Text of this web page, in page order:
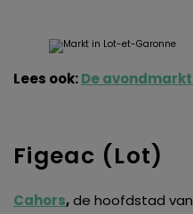
Lees ook:De
Figeac (Lot)
Cahors,de hoofdstad